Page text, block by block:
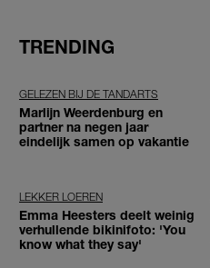
TRENDING
GELEZEN BIJ DE TANDARTS
Marlijn Weerdenburg en
partner na negen jaar
eindelijk samen op vakantie
LEKKER LOEREN
Emma Heesters deelt weinig
verhullende bikinifoto: 'You
know what they say'